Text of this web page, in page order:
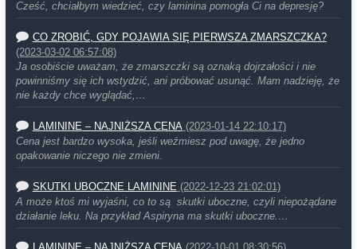
Cześć, chciałbym wiedzieć, czy laminina pomogła Ci na depresję?
CO ZROBIĆ, GDY POJAWIA SIĘ PIERWSZA ZMARSZCZKA?
(2023-03-02 06:57:08)
Ja osobiście uważam, że zmarszczki są oznaką dojrzałości i nie
powinniśmy się ich wstydzić, ani próbować usunąć. Mam nadzieję, że
nie każdy chce wyglądać,…
LAMININE – NAJNIŻSZA CENA (2023-01-14 22:10:17)
Cena jest bardzo wysoka, jeśli weźmiesz pod uwagę, że jedno
opakowanie niczego nie zmieni.
SKUTKI UBOCZNE LAMININE (2022-12-23 21:02:01)
A może ktoś mi wyjaśni, co to są skutki uboczne, czyli niepożądane
działanie leku. Na przykład Aspiryna ma skutki uboczne.…